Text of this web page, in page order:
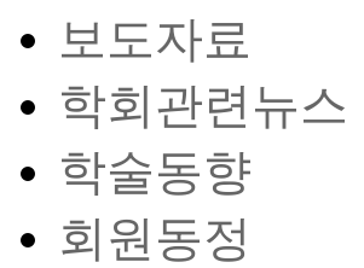
보도자료
학회관련뉴스
학술동향
회원동정